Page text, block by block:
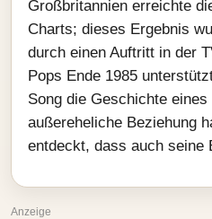
Großbritannien erreichte
Charts; dieses Ergebnis
durch einen Auftritt in der
Pops Ende 1985
Song die Geschichte
außereheliche Beziehung
entdeckt, dass auch seine
Anzeige